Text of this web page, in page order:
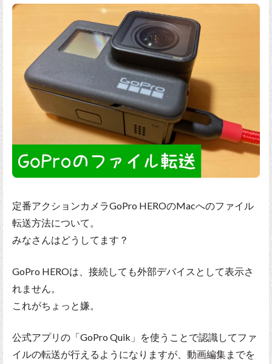
定番アクションカメラGoPro HEROのMacへのファイル
転送方法について。
みなさんはどうしてます？
GoPro HEROは、接続しても外部デバイスとして表示さ
れません。
これがちょっと嫌。
公式アプリの「GoPro Quik」を使うことで認識してファ
イルの転送が行えるようになりますが、動画編集までを